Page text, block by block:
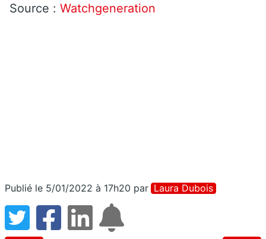
Source : Watchgeneration
Publié le 5/01/2022 à 17h20 par Laura Dubois